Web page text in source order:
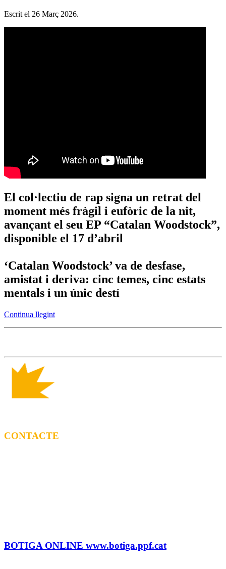
Escrit el 26 Març 2026.
El col·lectiu de rap signa un retrat del
moment més fràgil i eufòric de la nit,
avançant el seu EP “Catalan Woodstock”,
disponible el 17 d’abril
‘Catalan Woodstock’ va de desfase,
amistat i deriva: cinc temes, cinc estats
mentals i un únic destí
Continua llegint
CONTACTE
BOTIGA ONLINE www.botiga.ppf.cat